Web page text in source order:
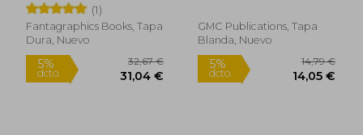
14,88 €
5%
dcto. 29,68
(1)
Fantagraphics Books, Tapa
Dura, Nuevo
GMC Publications, Tapa
Blanda, Nuevo